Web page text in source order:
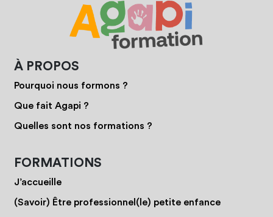
À PROPOS
Pourquoi nous formons ?
Que fait Agapi ?
Quelles sont nos formations ?
FORMATIONS
J’accueille
(Savoir) Être professionnel(le) petite enfance